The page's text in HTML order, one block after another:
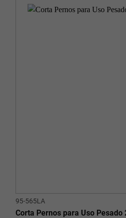
95-565LA
Corta Pernos para Uso Pesado